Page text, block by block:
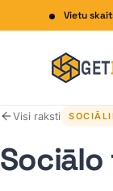
Vietu
Visi raksti